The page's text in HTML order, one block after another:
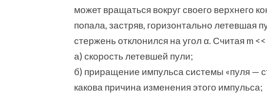
может вращаться вокруг своего верхнего
попала, застряв, горизонтально летевшая
стержень отклонился на угол α. Считая m
а) скорость летевшей пули;
б) приращение импульса системы «пуля —
какова причина изменения этого импульса;